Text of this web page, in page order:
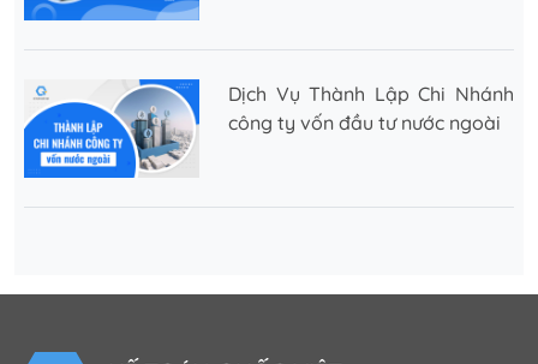
Dịch Vụ Thành Lập Chi Nhánh
công ty vốn đầu tư nước ngoài